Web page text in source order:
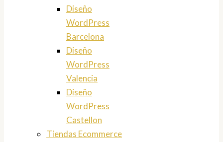
Diseño
WordPress
Barcelona
Diseño
WordPress
Valencia
Diseño
WordPress
Castellon
Tiendas Ecommerce